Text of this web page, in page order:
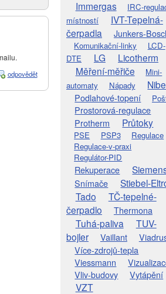
odpovědět
Immergas
IRC-
místností
IVT-Tepelná-
čerpadla
Junkers-
Komunikační-linky
LCD-
DTE
LG
Licotherm
Měření-měřiče
Mini-
automaty
Nápady Nibe
Podlahové-topení
Prostorová-regulace
Protherm
Průtoky
PSE PSP3
Regulace
Regulace-v-praxi
Regulátor-PID
Rekuperace
Snímače
Stiebel-
Tado
TČ-tepelné-
čerpadlo
Thermona
Tuhá-paliva
TUV-
bojler
Vaillant
Více-zdrojů-tepla
Viessmann
Vliv-budovy
Vytápění
VZT